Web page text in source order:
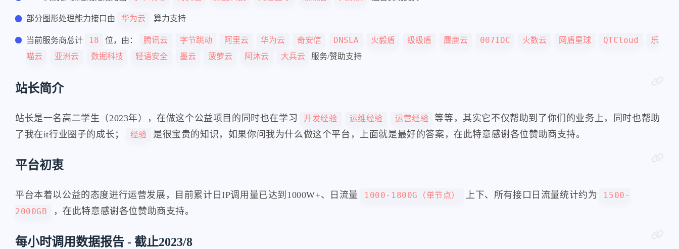
部分图形处理能力接口由 华为云 算力支持
当前服务商总计 18 位，由： 腾讯云 字节跳动 阿里云 华为云 奇安信 DNSLA 火毅盾 级级盾 麋鹿云 007IDC 火数云 网盾星球 QTCloud
乐
喵云
亚洲云 数掘科技 轻语安全 墨云 菠萝云 阿沐云 大兵云 服务/赞助支持
站长简介
站长是一名高二学生（2023年），在做这个公益项目的同时也在学习 开发经验 运维经验 运营经验
等等，其实它不仅帮助到了你们的业务上，同时也帮助
了我在it行业圈子的成长；
经验 是很宝贵的知识，如果你问我为什么做这个平台，上面就是最好的答案，在此特意感谢各位赞助商支持。
平台初衷
平台本着以公益的态度进行运营发展，目前累计日IP调用量已达到1000W+、日流量 1000-1800G（单节点） 上下、所有接口日流量统计约为
1500-
2000GB
，在此特意感谢各位赞助商支持。
每小时调用数据报告 - 截止2023/8